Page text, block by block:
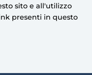
sito e all'utilizzo
presenti in questo